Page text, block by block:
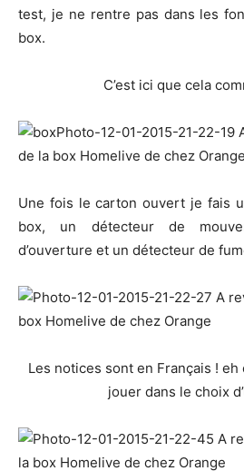
test, je ne rentre pas dans les
box.
C’est ici que cela
Une fois le carton ouvert je fais
box, un détecteur de
d’ouverture et un détecteur de
Les notices sont en Français !
jouer dans le choix